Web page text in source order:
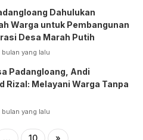
Dahulukan
Warga untuk Pembangunan
Desa Marah Putih
bulan yang lalu
Padangloang, Andi
Rizal: Melayani Warga Tanpa
bulan yang lalu
… 10 »